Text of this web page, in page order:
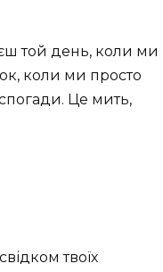
той день, коли ми
коли ми просто
Це мить,
твоїх